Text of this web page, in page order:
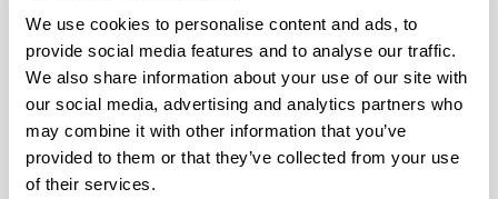
We use cookies to personalise content and ads, to
provide social media features and to analyse our traffic.
We also share information about your use of our site with
our social media, advertising and analytics partners who
may combine it with other information that you’ve
provided to them or that they’ve collected from your use
of their services.
Diversificación de las explotaciones de equino
a través de la valorización de la leche de yegua"
Basque Government. Department of Economic
Development and Competitiveness (Reference 00015-
COO2019-30) 2019-2021
"Puesta en valor del cordero latxo que se
produce aquí, y se consume aquí (ARKUME) "
Department of Economic Development and